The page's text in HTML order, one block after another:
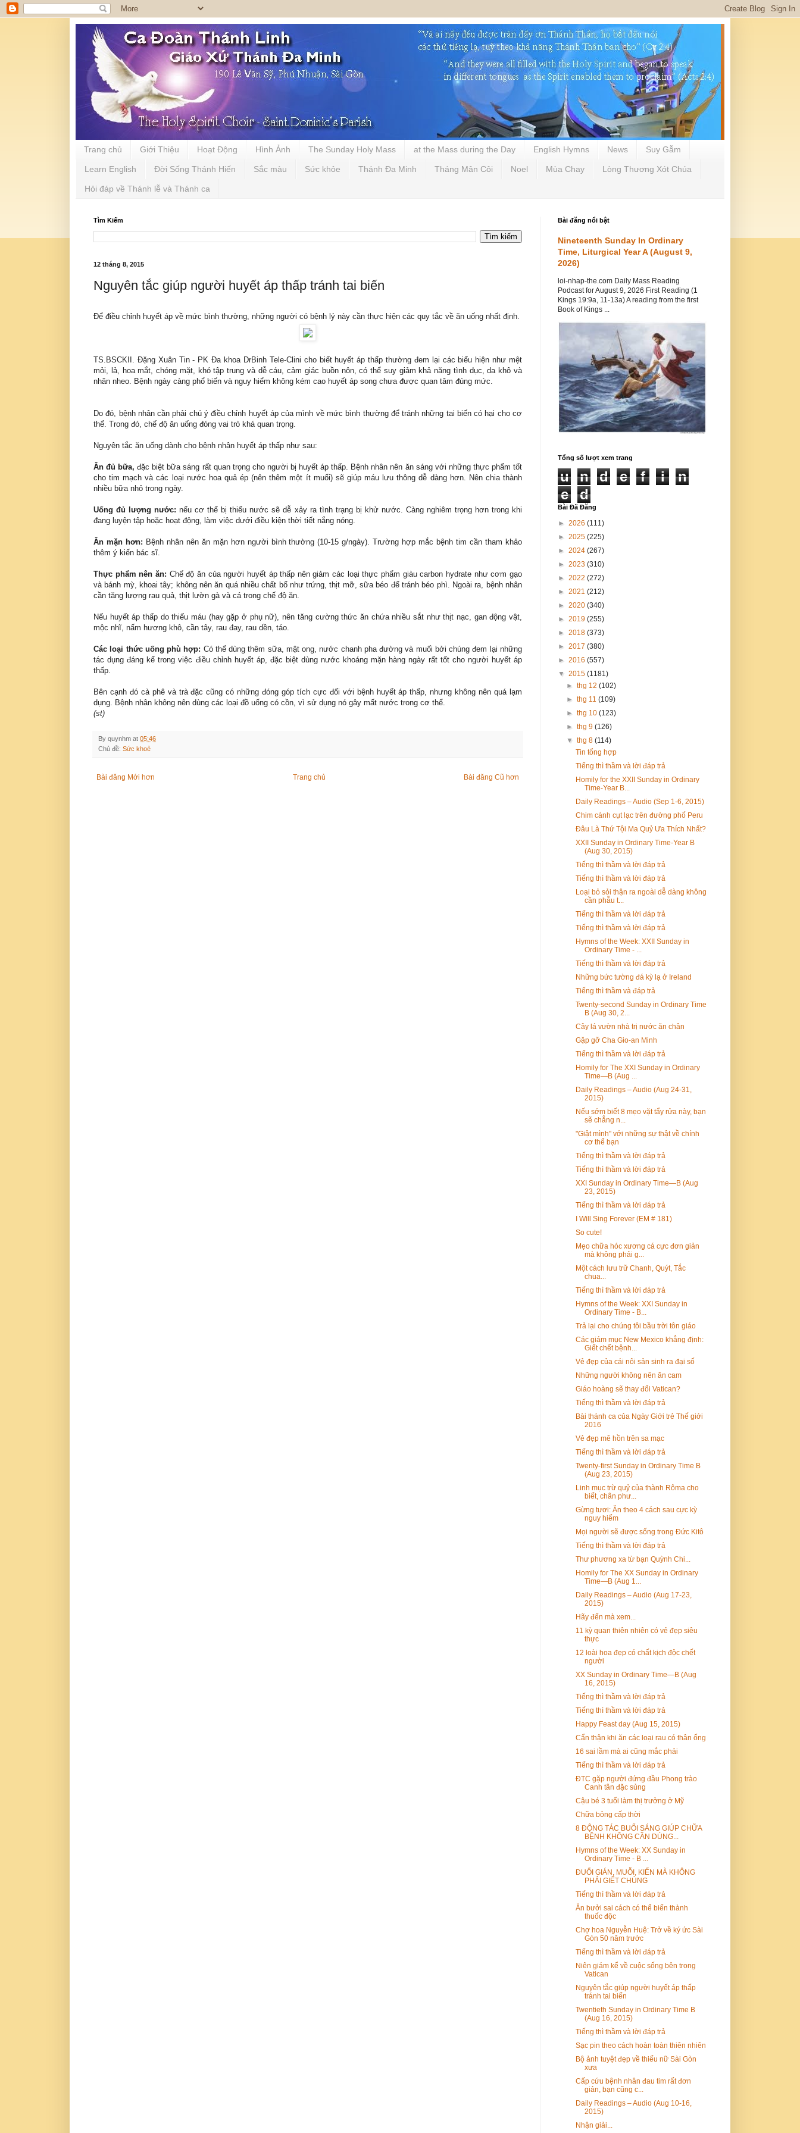
Trang chủ Giới Thiệu Hoạt Động Hình Ảnh The Sunday Holy Mass at the Mass during the Day English Hymns News Suy Gẫm
Learn English Đời Sống Thánh Hiến Sắc màu Sức khỏe Thánh Đa Minh Tháng Mân Côi Noel Mùa Chay Lòng Thương Xót Chúa
Hỏi đáp về Thánh lễ và Thánh ca
Tìm Kiếm
12 tháng 8, 2015
Nguyên tắc giúp người huyết áp thấp tránh tai biến
Để điều chỉnh huyết áp về mức bình thường, những người có bệnh lý này cần thực hiện các quy tắc về ăn uống nhất định.
TS.BSCKII. Đặng Xuân Tin - PK Đa khoa DrBinh Tele-Clini cho biết huyết áp thấp thường đem lại các biểu hiện như mệt
mỏi, lả, hoa mắt, chóng mặt, khó tập trung và dễ cáu, cảm giác buồn nôn, có thể suy giảm khả năng tình dục, da khô và
nhăn nheo. Bệnh ngày càng phổ biến và nguy hiểm không kém cao huyết áp song chưa được quan tâm đúng mức.
Do đó, bệnh nhân cần phải chú ý điều chỉnh huyết áp của mình về mức bình thường để tránh những tai biến có hại cho cơ
thể. Trong đó, chế độ ăn uống đóng vai trò khá quan trọng.
Nguyên tắc ăn uống dành cho bệnh nhân huyết áp thấp như sau:
Ăn đủ bữa,đặc biệt bữa sáng rất quan trọng cho người bị huyết áp thấp. Bệnh nhân nên ăn sáng với những thực phẩm tốt
cho tim mạch và các loại nước hoa quả ép (nên thêm một ít muối) sẽ giúp máu lưu thông dễ dàng hơn. Nên chia thành
nhiều bữa nhỏ trong ngày.
Uống đủ lượng nước: nếu cơ thể bị thiếu nước sẽ dễ xảy ra tình trạng bị khử nước. Càng nghiêm trọng hơn trong khi
đang luyện tập hoặc hoạt động, làm việc dưới điều kiện thời tiết nắng nóng.
Ăn mặn hơn: Bệnh nhân nên ăn mặn hơn người bình thường (10-15 g/ngày). Trường hợp mắc bệnh tim cần tham khảo
thêm ý kiến bác sĩ.
Thực phẩm nên ăn: Chế độ ăn của người huyết áp thấp nên giảm các loại thực phẩm giàu carbon hydrate như cơm gạo
và bánh mỳ, khoai tây; không nên ăn quá nhiều chất bổ như trứng, thịt mỡ, sữa béo để tránh béo phì. Ngoài ra, bệnh nhân
cần tăng lượng rau quả, thịt lườn gà và cá trong chế độ ăn.
Nếu huyết áp thấp do thiếu máu (hay gặp ở phụ nữ), nên tăng cường thức ăn chứa nhiều sắt như thịt nạc, gan động vật,
mộc nhĩ, nấm hương khô, cần tây, rau đay, rau dền, táo.
Các loại thức uống phù hợp: Có thể dùng thêm sữa, mật ong, nước chanh pha đường và muối bởi chúng đem lại những
tác dụng đáng kể trong việc điều chỉnh huyết áp, đặc biệt dùng nước khoáng mặn hàng ngày rất tốt cho người huyết áp
thấp.
Bên cạnh đó cà phê và trà đặc cũng có những đóng góp tích cực đối với bệnh huyết áp thấp, nhưng không nên quá lạm
dụng. Bệnh nhân không nên dùng các loại đồ uống có cồn, vì sử dụng nó gây mất nước trong cơ thể.
(st)
By quynhm at 05:46
Chủ đề: Sức khoẻ
Bài đăng Mới hơn Bài đăng Cũ hơn
Trang chủ
Bài đăng nổi bật
Nineteenth Sunday In Ordinary
Time, Liturgical Year A (August 9,
2026)
loi-nhap-the.com Daily Mass Reading
Podcast for August 9, 2026 First Reading (1
Kings 19:9a, 11-13a) A reading from the first
Book of Kings ...
Tổng số lượt xem trang
u n d e f i
n
e
d
Bài Đã Đăng
► 2026 (111)
► 2025 (225)
► 2024 (267)
► 2023 (310)
► 2022 (272)
► 2021 (212)
► 2020 (340)
► 2019 (255)
► 2018 (373)
► 2017 (380)
► 2016 (557)
▼ 2015 (1181)
►thg 12(102)
►thg 11(109)
►thg 10(123)
►thg 9(126)
▼thg 8(114)
Tin tổng hợp
Tiếng thì thầm và lời đáp trả
Homily for the XXII Sunday in Ordinary
Time-Year B...
Daily Readings – Audio (Sep 1-6, 2015)
Chim cánh cụt lạc trên đường phố Peru
Đâu Là Thứ Tội Ma Quỷ Ưa Thích Nhất?
XXII Sunday in Ordinary Time-Year B
(Aug 30, 2015)
Tiếng thì thầm và lời đáp trả
Tiếng thì thầm và lời đáp trả
Loại bỏ sỏi thận ra ngoài dễ dàng không
cần phẫu t...
Tiếng thì thầm và lời đáp trả
Tiếng thì thầm và lời đáp trả
Hymns of the Week: XXII Sunday in
Ordinary Time - ...
Tiếng thì thầm và lời đáp trả
Những bức tường đá kỳ lạ ở Ireland
Tiếng thì thầm và đáp trả
Twenty-second Sunday in Ordinary Time
B (Aug 30, 2...
Cây lá vườn nhà trị nước ăn chân
Gặp gỡ Cha Gio-an Minh
Tiếng thì thầm và lời đáp trả
Homily for The XXI Sunday in Ordinary
Time—B (Aug ...
Daily Readings – Audio (Aug 24-31,
2015)
Nếu sớm biết 8 mẹo vặt tẩy rửa này, bạn
sẽ chẳng n...
"Giật mình" với những sự thật về chính
cơ thể bạn
Tiếng thì thầm và lời đáp trả
Tiếng thì thầm và lời đáp trả
XXI Sunday in Ordinary Time—B (Aug
23, 2015)
Tiếng thì thầm và lời đáp trả
I Will Sing Forever (EM # 181)
So cute!
Mẹo chữa hóc xương cá cực đơn giản
mà không phải g...
Một cách lưu trữ Chanh, Quýt, Tắc
chua...
Tiếng thì thầm và lời đáp trả
Hymns of the Week: XXI Sunday in
Ordinary Time - B...
Trả lại cho chúng tôi bầu trời tôn giáo
Các giám mục New Mexico khẳng định:
Giết chết bệnh...
Vẻ đẹp của cái nôi sản sinh ra đại số
Những người không nên ăn cam
Giáo hoàng sẽ thay đổi Vatican?
Tiếng thì thầm và lời đáp trả
Bài thánh ca của Ngày Giới trẻ Thế giới
2016
Vẻ đẹp mê hồn trên sa mạc
Tiếng thì thầm và lời đáp trả
Twenty-first Sunday in Ordinary Time B
(Aug 23, 2015)
Linh mục trừ quỷ của thành Rôma cho
biết, chân phư...
Gừng tươi: Ăn theo 4 cách sau cực kỳ
nguy hiểm
Mọi người sẽ được sống trong Ðức Kitô
Tiếng thì thầm và lời đáp trả
Thư phương xa từ bạn Quỳnh Chi...
Homily for The XX Sunday in Ordinary
Time—B (Aug 1...
Daily Readings – Audio (Aug 17-23,
2015)
Hãy đến mà xem...
11 kỳ quan thiên nhiên có vẻ đẹp siêu
thực
12 loài hoa đẹp có chất kịch độc chết
người
XX Sunday in Ordinary Time—B (Aug
16, 2015)
Tiếng thì thầm và lời đáp trả
Tiếng thì thầm và lời đáp trả
Happy Feast day (Aug 15, 2015)
Cẩn thận khi ăn các loại rau có thân ống
16 sai lầm mà ai cũng mắc phải
Tiếng thì thầm và lời đáp trả
ĐTC gặp người đứng đầu Phong trào
Canh tân đặc sủng
​Cậu bé 3 tuổi làm thị trưởng ở Mỹ
Chữa bỏng cấp thời
8 ĐỘNG TÁC BUỔI SÁNG GIÚP CHỮA
BỆNH KHÔNG CẦN DÙNG...
Hymns of the Week: XX Sunday in
Ordinary Time - B ...
ĐUỔI GIÁN, MUỖI, KIẾN MÀ KHÔNG
PHẢI GIẾT CHÚNG
Tiếng thì thầm và lời đáp trả
Ăn bưởi sai cách có thể biến thành
thuốc độc
Chợ hoa Nguyễn Huệ: Trở về ký ức Sài
Gòn 50 năm trước
Tiếng thì thầm và lời đáp trả
Niên giám kể về cuộc sống bên trong
Vatican
Nguyên tắc giúp người huyết áp thấp
tránh tai biến
Twentieth Sunday in Ordinary Time B
(Aug 16, 2015)
Tiếng thì thầm và lời đáp trả
Sạc pin theo cách hoàn toàn thiên nhiên
Bộ ảnh tuyệt đẹp về thiếu nữ Sài Gòn
xưa
Cấp cứu bệnh nhân đau tim rất đơn
giản, bạn cũng c...
Daily Readings – Audio (Aug 10-16,
2015)
Nhận giải...